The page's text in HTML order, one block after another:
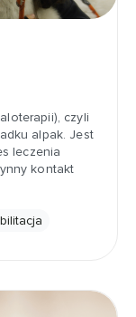
czyli
alpak. Jest
leczenia
kontakt